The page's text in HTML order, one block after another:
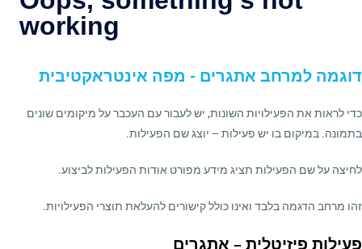
דוגמה למרחב אתגרים - מפה אינטראקטיבית
כדי לראות את הפעילויות השונות, יש לעבור עם העכבר על מיקומים שונים
בתמונה. במיקום בו יש פעילות – יוצג שם הפעילות.
לחיצה על שם הפעילות תציג מידע מפורט אודות הפעילות לביצוע.
זהו מרחב הדגמה בלבד ואינו כולל קישורים להעלאת תוצרי הפעילויות.
פעילות פיזיטלית – אתגרים